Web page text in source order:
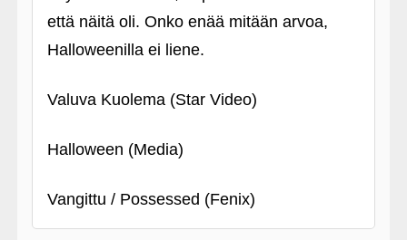
että näitä oli. Onko enää mitään arvoa,
Halloweenilla ei liene.
Valuva Kuolema (Star Video)
Halloween (Media)
Vangittu / Possessed (Fenix)